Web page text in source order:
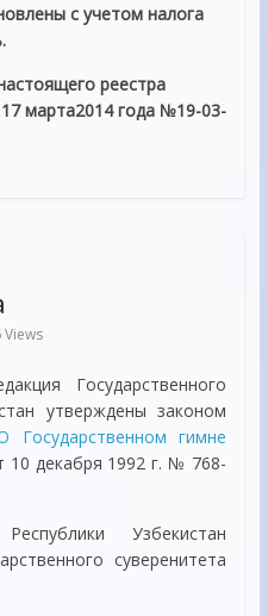
с учетом налога
реестра
марта2014 года №19-03-
Views
Государственного
утверждены законом
Государственном гимне
декабря 1992 г. № 768-
Узбекистан
суверенитета